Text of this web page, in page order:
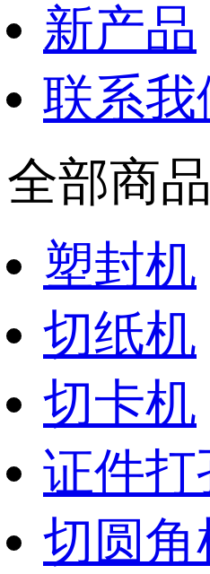
新产品
联系我
全部商
塑封机
切纸机
切卡机
证件
切圆角